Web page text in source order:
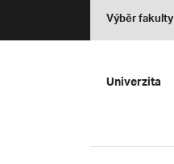
Výběr fakulty
Univerzita